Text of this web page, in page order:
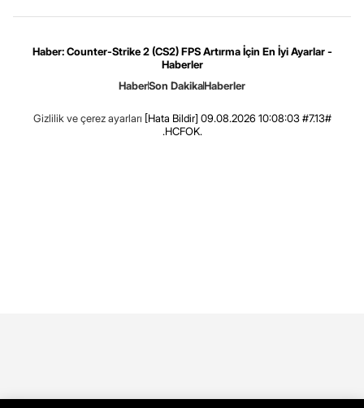
Haber: Counter-Strike 2 (CS2) FPS Artırma İçin En İyi Ayarlar -
Haberler
HaberSon DakikaHaberler
Gizlilik ve çerez ayarları [Hata Bildir] 09.08.2026 10:08:03 #7.13#
.HCFOK.